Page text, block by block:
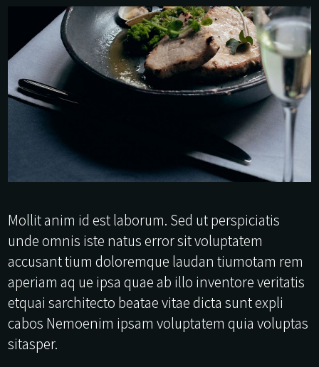
Mollit anim id est laborum. Sed ut perspiciatis
unde omnis iste natus error sit voluptatem
accusant tium doloremque laudan tiumotam rem
aperiam aq ue ipsa quae ab illo inventore veritatis
etquai sarchitecto beatae vitae dicta sunt expli
cabos Nemoenim ipsam voluptatem quia voluptas
sitasper.